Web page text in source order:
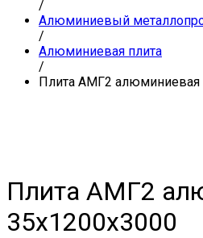
/
Алюминиевый
/
Алюминиевая плита
/
Плита АМГ2 алюминиевая
Плита АМГ2
35x1200x3000